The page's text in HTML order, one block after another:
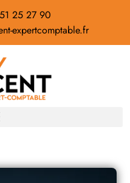
25 27 90
expertcomptable.fr